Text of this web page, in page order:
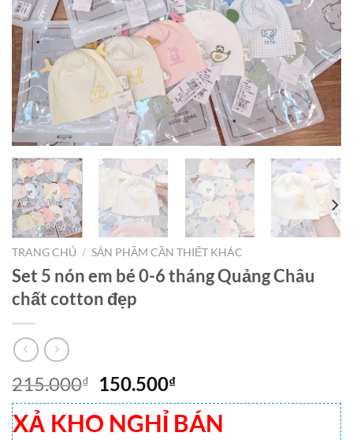
TRANG CHỦ / SẢN PHẦM CẦN THIẾT KHÁC
Set 5 nón em bé 0-6 tháng Quảng Châu
chất cotton đẹp
215.000₫ 150.500₫
XẢ KHO NGHỈ BÁN